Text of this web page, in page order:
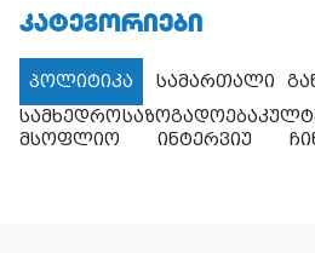
ᲙᲐᲢᲔᲒᲝᲠᲘᲔᲑᲘ
პოლიტიკა სამართალი
სამხედროსაზოგადოება
მსოფლიო
ინტერვიუ